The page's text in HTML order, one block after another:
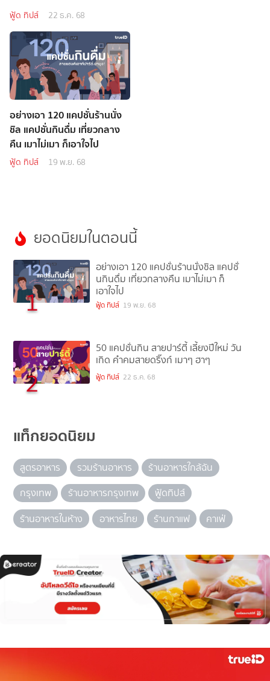
ฟู้ด ทิปส์ 22 ธ.ค. 68
อย่างเอา 120 แคปชั่นร้านนั่ง
ชิล แคปชั่นกินดื่ม เที่ยวกลาง
คืน เมาไม่เมา ก็เอาใจไป
ฟู้ด ทิปส์ 19 พ.ย. 68
ยอดนิยมในตอนนี้
1
อย่างเอา 120 แคปชั่นร้านนั่งชิล แคปชั่
นกินดื่ม เที่ยวกลางคืน เมาไม่เมา ก็
เอาใจไป
ฟู้ด ทิปส์ 19 พ.ย. 68
2
50 แคปชั่นกิน สายปาร์ตี้ เลี้ยงปีใหม่ วัน
เกิด คำคมสายดริ๊งก์ เมาๆ ฮาๆ
ฟู้ด ทิปส์ 22 ธ.ค. 68
แท็กยอดนิยม
สูตรอาหาร รวมร้านอาหาร
ร้านอาหารใกล้ฉัน
กรุงเทพ
ร้านอาหารกรุงเทพ
ฟู้ดทิปส์
ร้านอาหารในห้าง
อาหารไทย ร้านกาแฟ คาเฟ่